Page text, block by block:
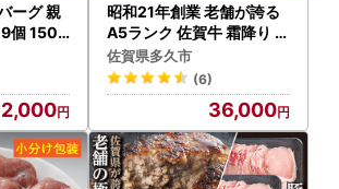
ーグ 親
個 150g
昭和21年創業 老舗が誇る
A5ランク 佐賀牛 霜降り 焼
肉セット！ _d-17
佐賀県多久市
(6)
36,000